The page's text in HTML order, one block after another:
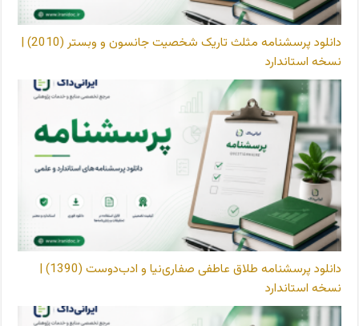
دانلود پرسشنامه مثلث تاریک شخصیت جانسون و وبستر (2010) |
نسخه استاندارد
دانلود پرسشنامه طلاق عاطفی صفاری‌نیا و ادب‌دوست (1390) |
نسخه استاندارد